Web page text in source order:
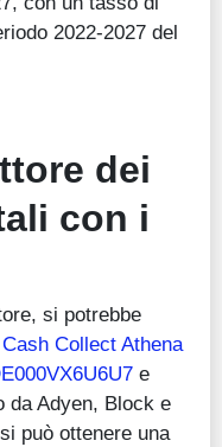
2022-2027 del
dei
con i
si potrebbe
Collect Athena
e
da Adyen, Block e
può ottenere una